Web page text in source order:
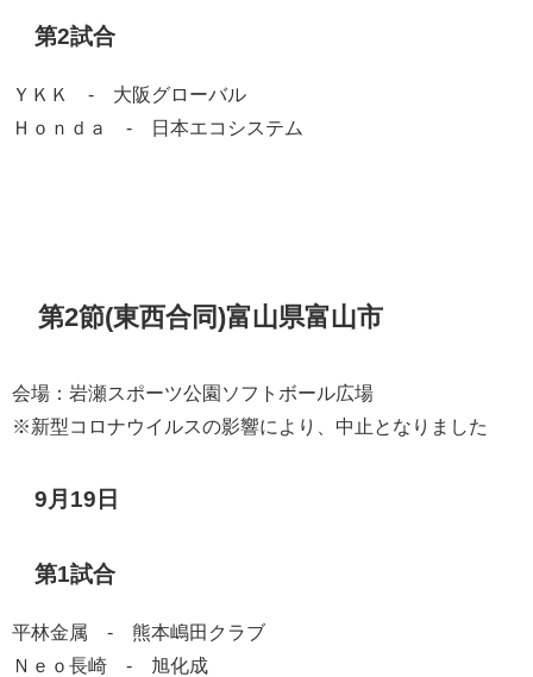
第2試合
ＹＫＫ - 大阪グローバル
Ｈｏｎｄａ - 日本エコシステム
第2節(東西合同)富山県富山市
会場：岩瀬スポーツ公園ソフトボール広場
※新型コロナウイルスの影響により、中止となりました
9月19日
第1試合
平林金属 - 熊本嶋田クラブ
Ｎｅｏ長崎 - 旭化成